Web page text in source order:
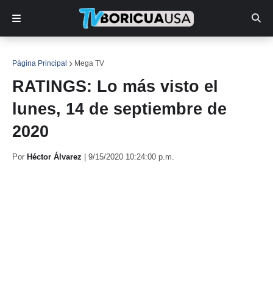
Página Principal Mega TV
RATINGS: Lo más visto el
lunes, 14 de septiembre de
2020
Por Héctor Álvarez 9/15/2020 10:24:00 p.m.